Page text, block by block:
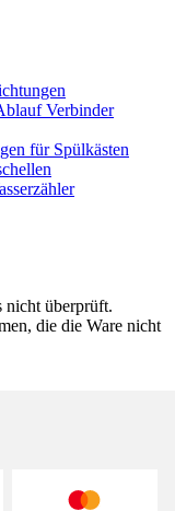
Verbinder
für Spülkästen
nicht überprüft.
die die Ware nicht